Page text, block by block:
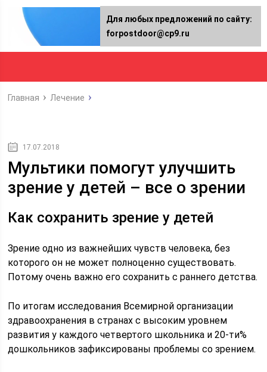
Главная Лечение
17.07.2018
Мультики помогут улучшить
зрение у детей – все о зрении
Как сохранить зрение у детей
Зрение одно из важнейших чувств человека, без
которого он не может полноценно существовать.
Потому очень важно его сохранить с раннего детства.
По итогам исследования Всемирной организации
здравоохранения в странах с высоким уровнем
развития у каждого четвертого школьника и 20-ти%
дошкольников зафиксированы проблемы со зрением.
Для любых предложений по сайту:
forpostdoor@cp9.ru